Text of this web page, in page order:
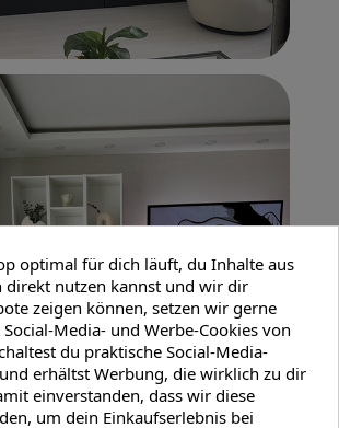
optimal für dich läuft, du Inhalte aus
direkt nutzen kannst und wir dir
zeigen können, setzen wir gerne
Media- und Werbe-Cookies von
du praktische Social-Media-
erhältst Werbung, die wirklich zu dir
einverstanden, dass wir diese
um dein Einkaufserlebnis bei